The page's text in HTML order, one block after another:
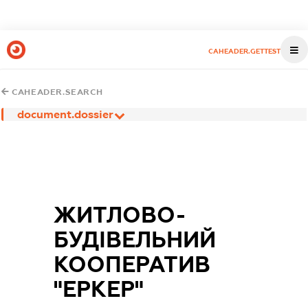
CAHEADER.GETTEST
CAHEADER.SEARCH
document.dossier
ЖИТЛОВО-
БУДІВЕЛЬНИЙ
КООПЕРАТИВ
"ЕРКЕР"